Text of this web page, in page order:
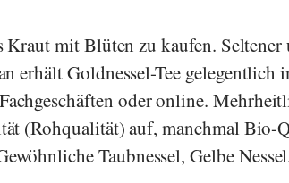
Kraut mit Blüten zu kaufen. Seltener
erhält Goldnessel-Tee gelegentlich
oder online.
(Rohqualität) auf, manchmal Bio-
Taubnessel, Gelbe